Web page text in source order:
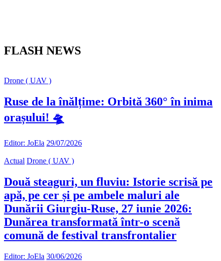
FLASH NEWS
Drone ( UAV )
Ruse de la înălțime: Orbită 360° în inima
orașului! 🛸
Editor: JoEla 29/07/2026
Actual Drone ( UAV )
Două steaguri, un fluviu: Istorie scrisă pe
apă, pe cer și pe ambele maluri ale
Dunării Giurgiu-Ruse, 27 iunie 2026:
Dunărea transformată într-o scenă
comună de festival transfrontalier
Editor: JoEla 30/06/2026